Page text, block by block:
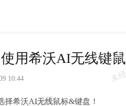
用希沃AI无线键鼠
10:44
择希沃AI无线鼠标&键盘！